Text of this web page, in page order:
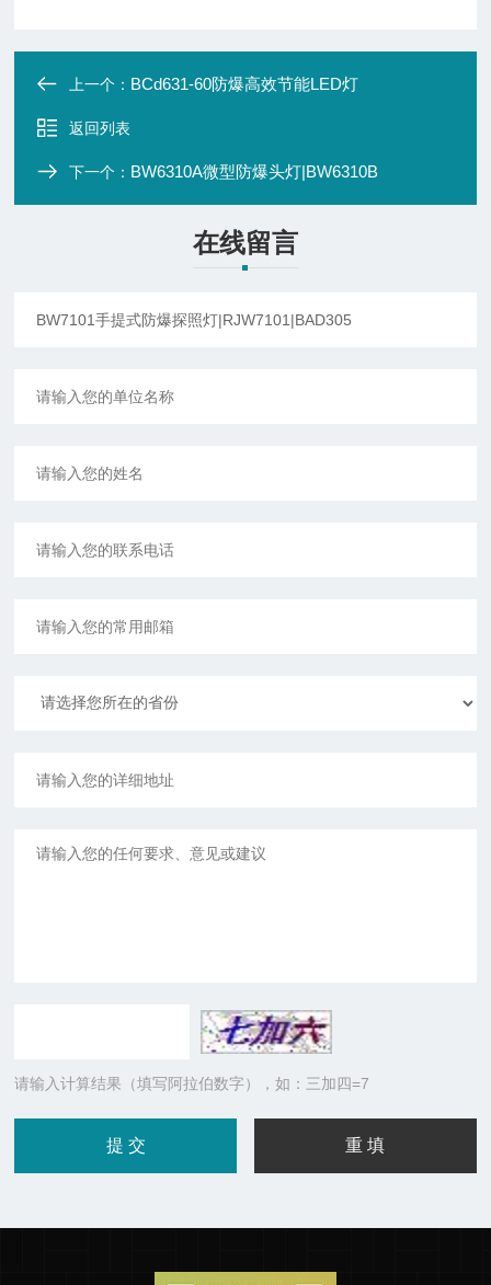
上一个： BCd631-60防爆高效节能LED灯
返回列表
下一个： BW6310A微型防爆头灯|BW6310B
在线留言
请输入计算结果（填写阿拉伯数字），如：三加四=7